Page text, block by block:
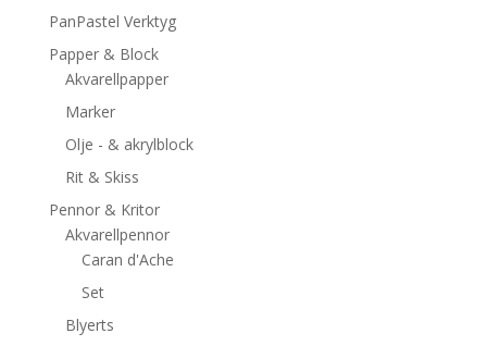
PanPastel Verktyg
Papper & Block
Akvarellpapper
Marker
Olje - & akrylblock
Rit & Skiss
Pennor & Kritor
Akvarellpennor
Caran d'Ache
Set
Blyerts